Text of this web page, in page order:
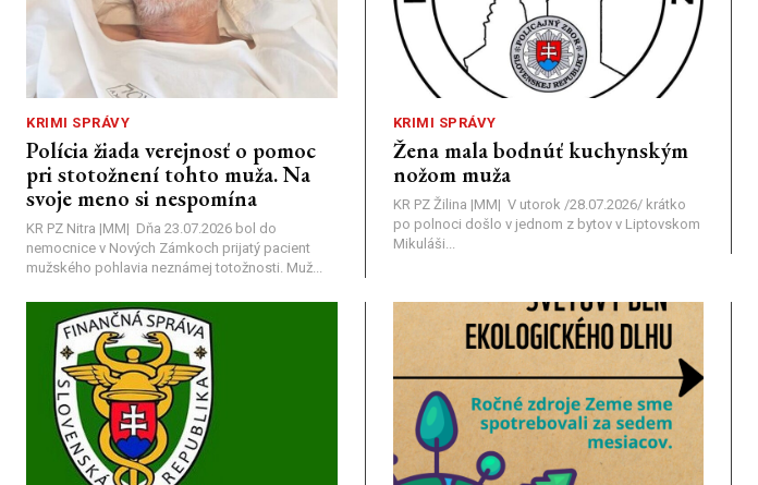
KRIMI SPRÁVY
Polícia žiada verejnosť o pomoc
pri stotožnení tohto muža. Na
svoje meno si nespomína
KR PZ Nitra |MM| Dňa 23.07.2026 bol do
nemocnice v Nových Zámkoch prijatý pacient
mužského pohlavia neznámej totožnosti. Muž...
KRIMI SPRÁVY
Žena mala bodnúť kuchynským
nožom muža
KR PZ Žilina |MM| V utorok /28.07.2026/ krátko
po polnoci došlo v jednom z bytov v Liptovskom
Mikuláši...